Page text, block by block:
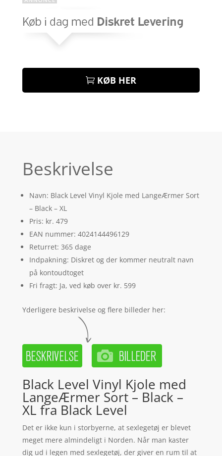
KØB HER
Beskrivelse
Navn: Black Level Vinyl Kjole med LangeÆrmer Sort
– Black – XL
Pris: kr. 479
EAN nummer: 4024144496129
Returret: 365 dage
Indpakning: Diskret og der kommer neutralt navn
på kontoudtoget
Fri fragt: Ja, ved køb over kr. 599
Yderligere beskrivelse og flere billeder her:
Black Level Vinyl Kjole med
LangeÆrmer Sort – Black –
XL fra Black Level
Det er ikke kun i storbyerne, at sexlegetøj er blevet
meget mere almindeligt i Norden. Når man kaster
dig ud i legen med sexlegetøj, der giver en rum til at